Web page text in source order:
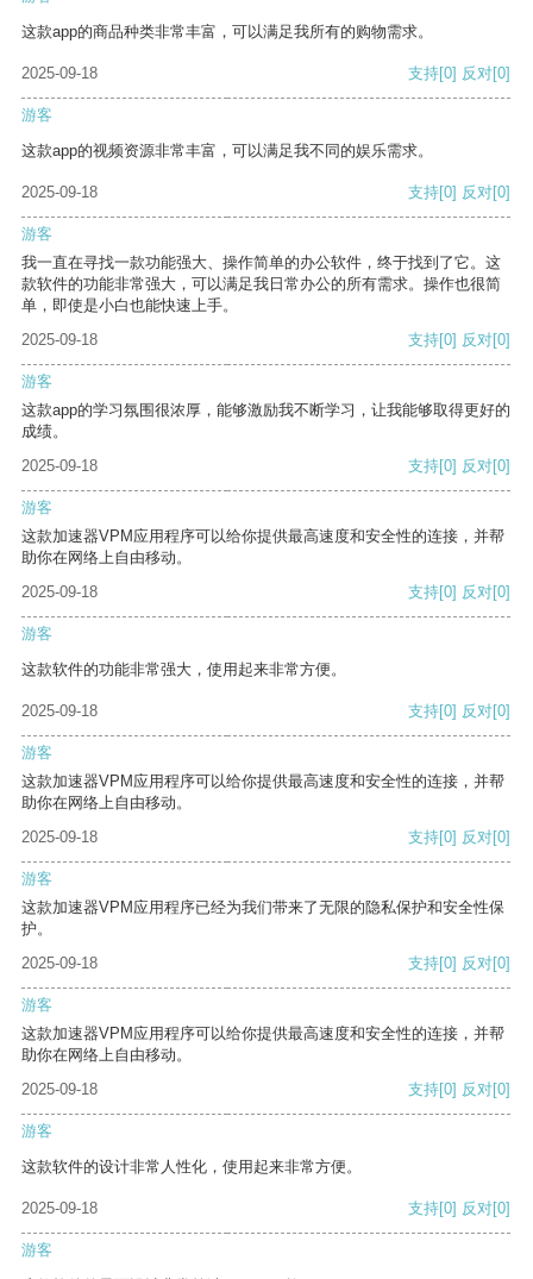
这款app的商品种类非常丰富，可以满足我所有的购物需求。
2025-09-18 支持[0] 反对[0]
游客
这款app的视频资源非常丰富，可以满足我不同的娱乐需求。
2025-09-18 支持[0] 反对[0]
游客
我一直在寻找一款功能强大、操作简单的办公软件，终于找到了它。这
款软件的功能非常强大，可以满足我日常办公的所有需求。操作也很简
单，即使是小白也能快速上手。
2025-09-18
支持[0] 反对[0]
游客
这款app的学习氛围很浓厚，能够激励我不断学习，让我能够取得更好的
成绩。
2025-09-18
支持[0] 反对[0]
游客
这款加速器VPM应用程序可以给你提供最高速度和安全性的连接，并帮
助你在网络上自由移动。
2025-09-18
支持[0] 反对[0]
游客
这款软件的功能非常强大，使用起来非常方便。
2025-09-18 支持[0] 反对[0]
游客
这款加速器VPM应用程序可以给你提供最高速度和安全性的连接，并帮
助你在网络上自由移动。
2025-09-18
支持[0] 反对[0]
游客
这款加速器VPM应用程序已经为我们带来了无限的隐私保护和安全性保
护。
2025-09-18
支持[0] 反对[0]
游客
这款加速器VPM应用程序可以给你提供最高速度和安全性的连接，并帮
助你在网络上自由移动。
2025-09-18
支持[0] 反对[0]
游客
这款软件的设计非常人性化，使用起来非常方便。
2025-09-18 支持[0] 反对[0]
游客